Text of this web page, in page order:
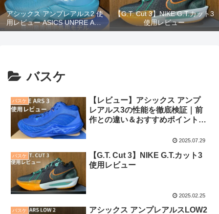
アシックス アンプレアルス2 使
用レビュー ASICS UNPRE ARS
2 【篠山竜青選手着用モデル】
【G.T. Cut 3】NIKE G.T.カット3
使用レビュー
バスケ
バスケ
【レビュー】アシックス アンプ
レアルス3の性能を徹底検証｜前
作との違い＆おすすめポイントま
2025.07.29
バスケ
【G.T. Cut 3】NIKE G.T.カット3
使用レビュー
2025.02.25
バスケ
アシックス アンプレアルスLOW2